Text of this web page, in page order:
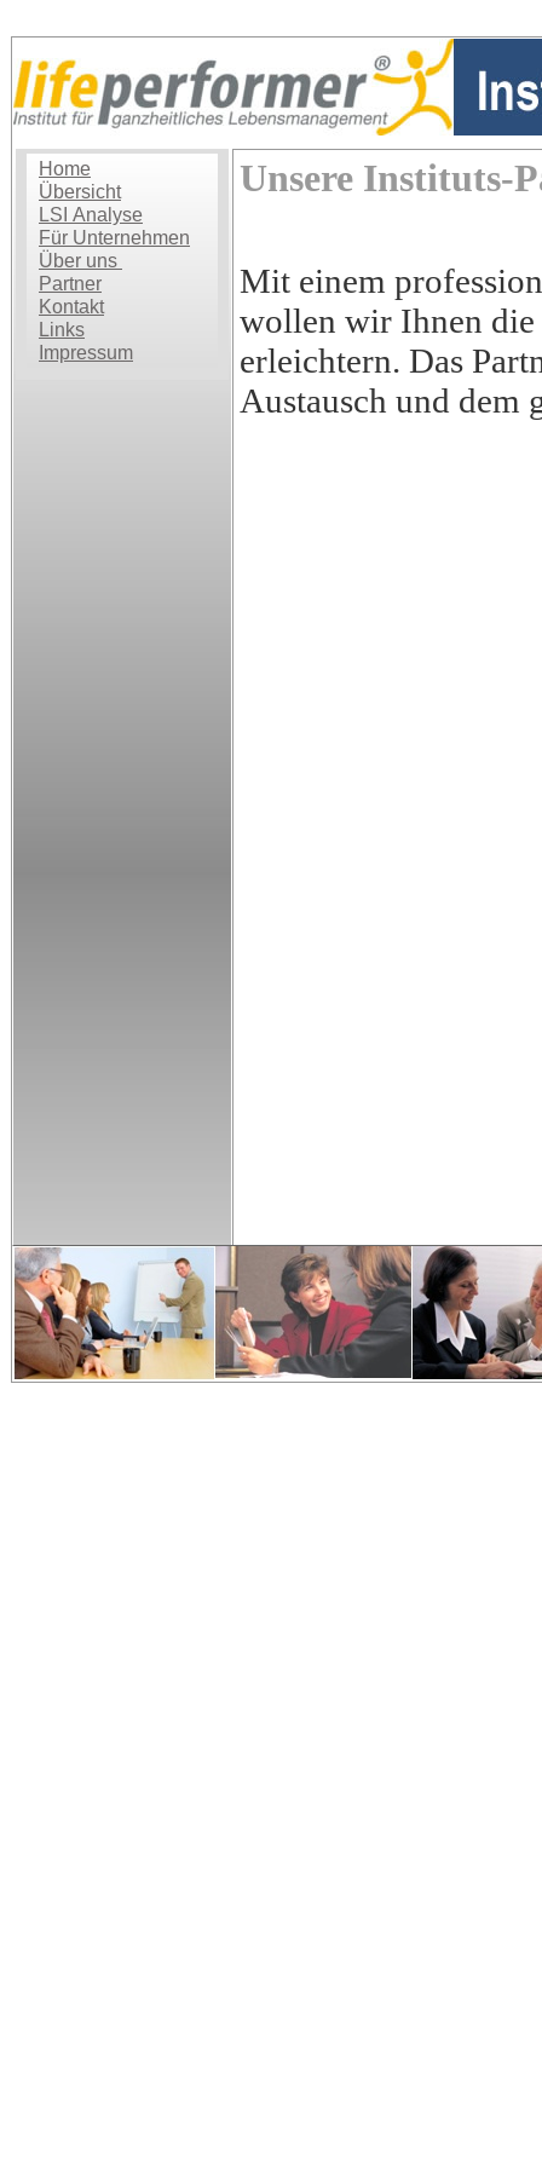
Home
Übersicht
LSI Analyse
Für Unternehmen
Über uns
Partner
Kontakt
Links
Impressum
Unsere Instituts-
Mit einem
wollen wir Ihnen die
erleichtern. Das
Austausch und dem